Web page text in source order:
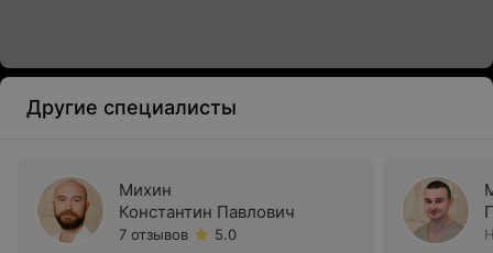
Другие специалисты
Михин
Константин Павлович
7 отзывов
5.0